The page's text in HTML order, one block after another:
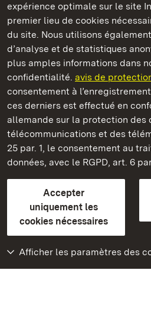
expérience optimale sur le site
premier lieu de cookies
du site. Nous utilisons
d’analyse et de statistiques
plus amples informations dans
confidentialité. avis de
consentement à
ces derniers est effectué en
allemande sur la protection des
télécommunications et des
25 par. 1, le consentement au
données, avec le RGPD, art. 6
Accepter
uniquement les
cookies nécessaires
Afficher les paramètres des
Château résidentiel de Ludwigsburg
Châteaux et jardins publics du
Contact et informationsFAQ et
Protection des données
Explications sur l’accessibilité
BITV-konform (geprüfte Seiten)
plus loin
Accueil
Monuments
Rendez-nous visite